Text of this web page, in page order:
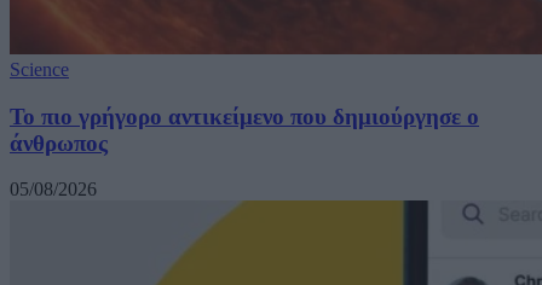
Science
Το πιο γρήγορο αντικείμενο που δημιούργησε ο
άνθρωπος
05/08/2026